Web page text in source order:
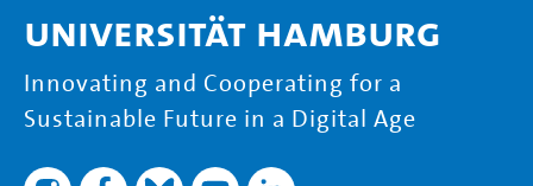
Universität Hamburg
Innovating and Cooperating for a
Sustainable Future in a Digital Age